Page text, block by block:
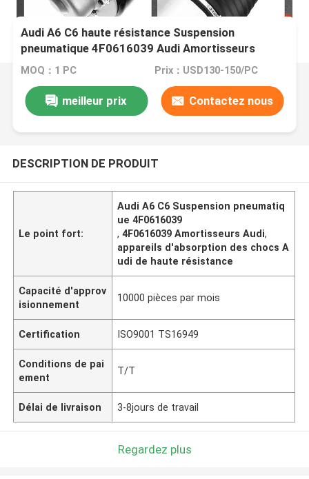
Audi A6 C6 haute résistance Suspension
pneumatique 4F0616039 Audi Amortisseurs
MOQ：1 PC Prix：USD130-150/PC
meilleur prix Contactez nous
DESCRIPTION DE PRODUIT
Le point fort:
Audi A6 C6 Suspension pneumatiq
ue 4F0616039
,4F0616039 Amortisseurs Audi,
appareils d'absorption des chocs A
udi de haute résistance
Capacité d'approv
isionnement
10000 pièces par mois
Certification ISO9001 TS16949
Conditions de pai
ement
T/T
Délai de livraison 3-8jours de travail
Regardez plus